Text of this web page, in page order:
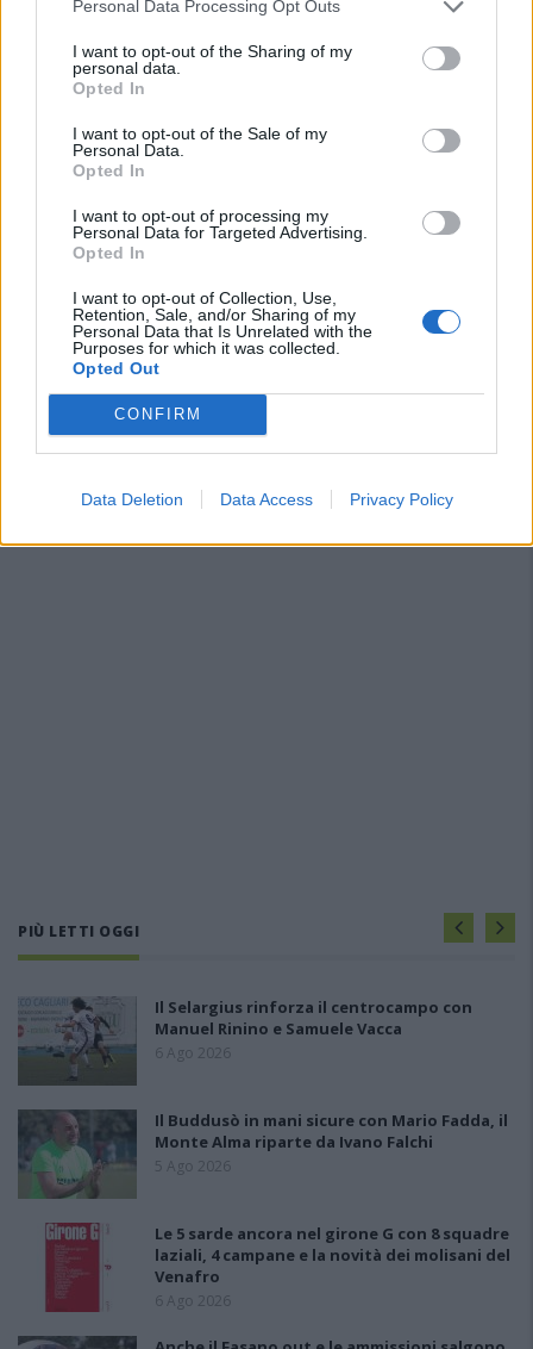
Personal Data Processing Opt Outs
I want to opt-out of the Sharing of my
personal data.
Opted In
I want to opt-out of the Sale of my
Personal Data.
Opted In
I want to opt-out of processing my
Personal Data for Targeted Advertising.
Opted In
I want to opt-out of Collection, Use,
Retention, Sale, and/or Sharing of my
Personal Data that Is Unrelated with the
Purposes for which it was collected.
Opted Out
CONFIRM
Data Deletion Data Access Privacy Policy
PIÙ LETTI OGGI
Il Selargius rinforza il centrocampo con
Manuel Rinino e Samuele Vacca
6 Ago 2026
Il Buddusò in mani sicure con Mario Fadda, il
Monte Alma riparte da Ivano Falchi
5 Ago 2026
Le 5 sarde ancora nel girone G con 8 squadre
laziali, 4 campane e la novità dei molisani del
Venafro
6 Ago 2026